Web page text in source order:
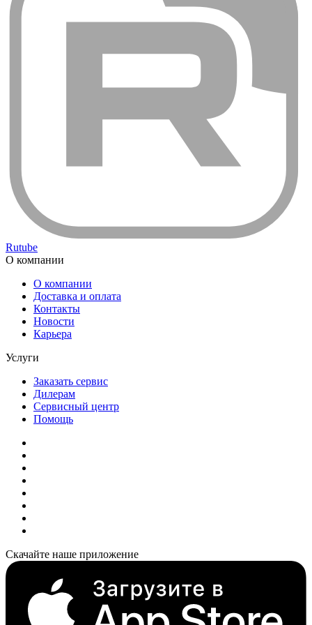
Rutube
О компании
О компании
Доставка и оплата
Контакты
Новости
Карьера
Услуги
Заказать сервис
Дилерам
Сервисный центр
Помощь
Скачайте наше приложение